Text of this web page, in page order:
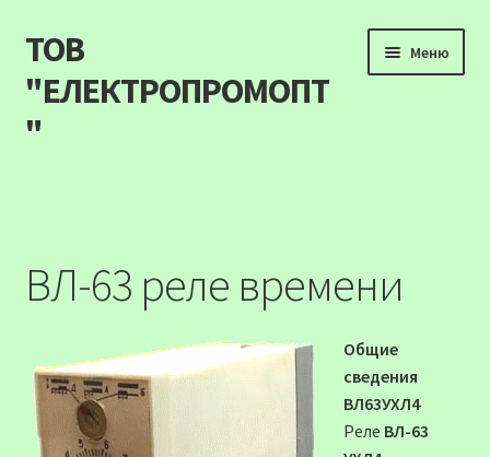
Перейти
до
навігації
Перейти
до
вмісту
ТОВ
"ЕЛЕКТРОПРОМОПТ
"
Меню
Прайс
Контакти
Про компанію
ВЛ-63 реле времени
Общие
сведения
ВЛ63УХЛ4
Реле ВЛ-63